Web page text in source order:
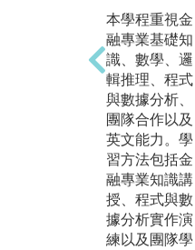
本學程重視金
融專業基礎知
識、數學、邏
輯推理、程式
與數據分析、
團隊合作以及
英文能力。學
習方法包括金
融專業知識講
授、程式與數
據分析實作演
練以及團隊學